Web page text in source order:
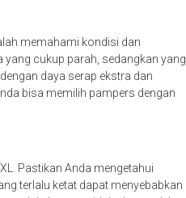
memahami kondisi dan
cukup parah, sedangkan yang
daya serap ekstra dan
bisa memilih pampers dengan
Pastikan Anda mengetahui
terlalu ketat dapat menyebabkan